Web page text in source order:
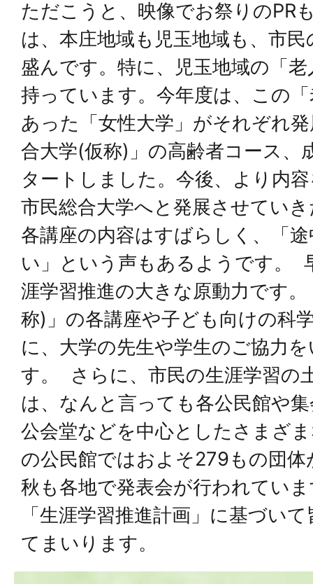
ただこうと、映像でお祭りのPR
は、本庄地域も児玉地域も、市
盛んです。特に、児玉地域の「
持っています。今年度は、この
あった「女性大学」がそれぞれ
合大学(仮称)」の高齢者コース、
タートしました。今後、より内
市民総合大学へと発展させてい
各講座の内容はすばらしく、「
い」という声もあるようです。
涯学習推進の大きな原動力です
称)」の各講座や子ども向けの科
に、大学の先生や学生のご協力
す。 さらに、市民の生涯学習の
は、なんと言っても各公民館や
公会堂などを中心としたさまざ
の公民館ではおよそ279もの団
秋も各地で発表会が行われてい
「生涯学習推進計画」に基づい
てまいります。